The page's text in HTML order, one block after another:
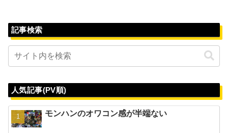
記事検索
人気記事(PV順)
モンハンのオワコン感が半端ない